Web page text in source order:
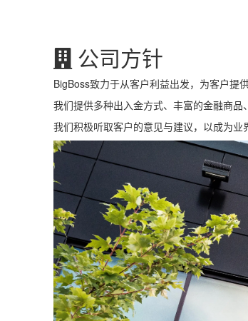
公司方针
BigBoss致力于从客户利益出发，为客户提
我们提供多种出入金方式、丰富的金融商品
我们积极听取客户的意见与建议，以成为业